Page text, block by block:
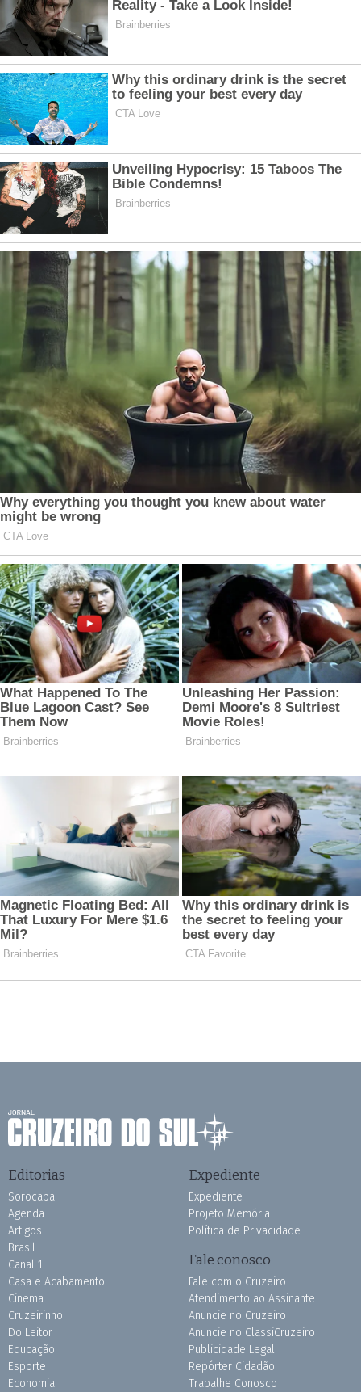
Editorias
Sorocaba
Agenda
Artigos
Brasil
Canal 1
Casa e Acabamento
Cinema
Cruzeirinho
Do Leitor
Educação
Esporte
Economia
Expediente
Expediente
Projeto Memória
Política de Privacidade
Fale conosco
Fale com o Cruzeiro
Atendimento ao Assinante
Anuncie no Cruzeiro
Anuncie no ClassiCruzeiro
Publicidade Legal
Repórter Cidadão
Trabalhe Conosco